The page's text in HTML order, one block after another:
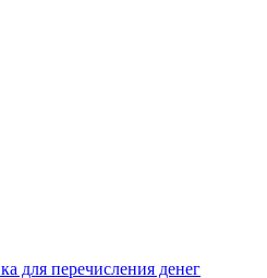
для перечисления денег